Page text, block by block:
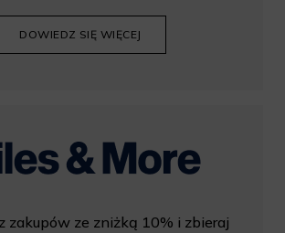
DOWIEDZ SIĘ WIĘCEJ
zakupów ze zniżką 10% i zbieraj